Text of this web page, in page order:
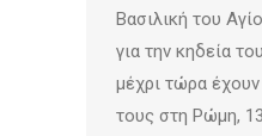
Βασιλική του
για την κηδεία
μέχρι τώρα
τους στη Ρώμη,